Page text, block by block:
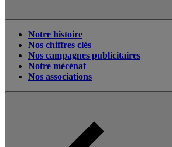
Notre histoire
Nos chiffres clés
Nos campagnes publicitaires
Notre mécénat
Nos associations